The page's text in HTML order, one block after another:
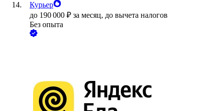
Курьер
до 190 000 ₽ за месяц, до вычета налогов
Без опыта